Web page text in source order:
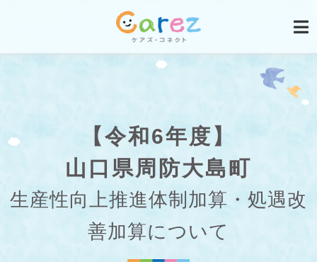
【令和6年度】
山口県周防大島町
生産性向上推進体制加算・処遇改
善加算について